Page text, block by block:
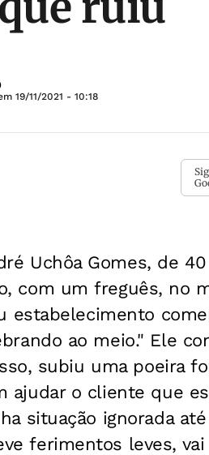
19/11/2021 - 10:18
Uchôa Gomes, de
com um freguês, no
estabelecimento
ao meio." Ele
subiu uma poeira
ajudar o cliente que
situação ignorada
ferimentos leves,